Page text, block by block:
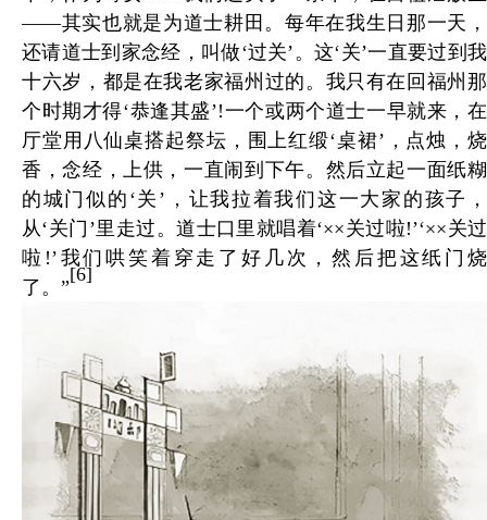
——其实也就是为道士耕田。每年在我生日那一天，
还请道士到家念经，叫做‘过关’。这‘关’一直要过到我
十六岁，都是在我老家福州过的。我只有在回福州那
个时期才得‘恭逢其盛’!一个或两个道士一早就来，在
厅堂用八仙桌搭起祭坛，围上红缎‘桌裙’，点烛，烧
香，念经，上供，一直闹到下午。然后立起一面纸糊
的城门似的‘关’，让我拉着我们这一大家的孩子，
从‘关门’里走过。道士口里就唱着‘××关过啦!’‘××关过
啦!’我们哄笑着穿走了好几次，然后把这纸门烧
了。”
[6]